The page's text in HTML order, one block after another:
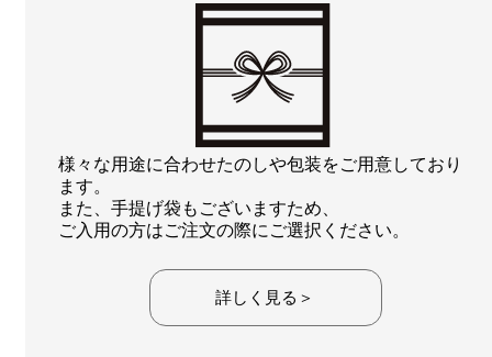
様々な用途に合わせたのしや包装をご用意しており
ます。
また、手提げ袋もございますため、
ご入用の方はご注文の際にご選択ください。
詳しく見る＞